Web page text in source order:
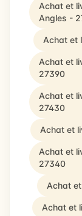
Achat et
Angles -
Achat et
Achat et
27390
Achat et
27430
Achat et
Achat et
27340
Achat
Achat et